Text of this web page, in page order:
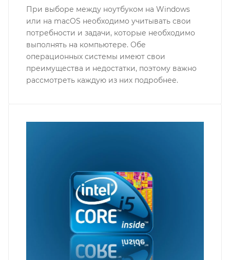
При выборе между ноутбуком на Windows
или на macOS необходимо учитывать свои
потребности и задачи, которые необходимо
выполнять на компьютере. Обе
операционных системы имеют свои
преимущества и недостатки, поэтому важно
рассмотреть каждую из них подробнее.